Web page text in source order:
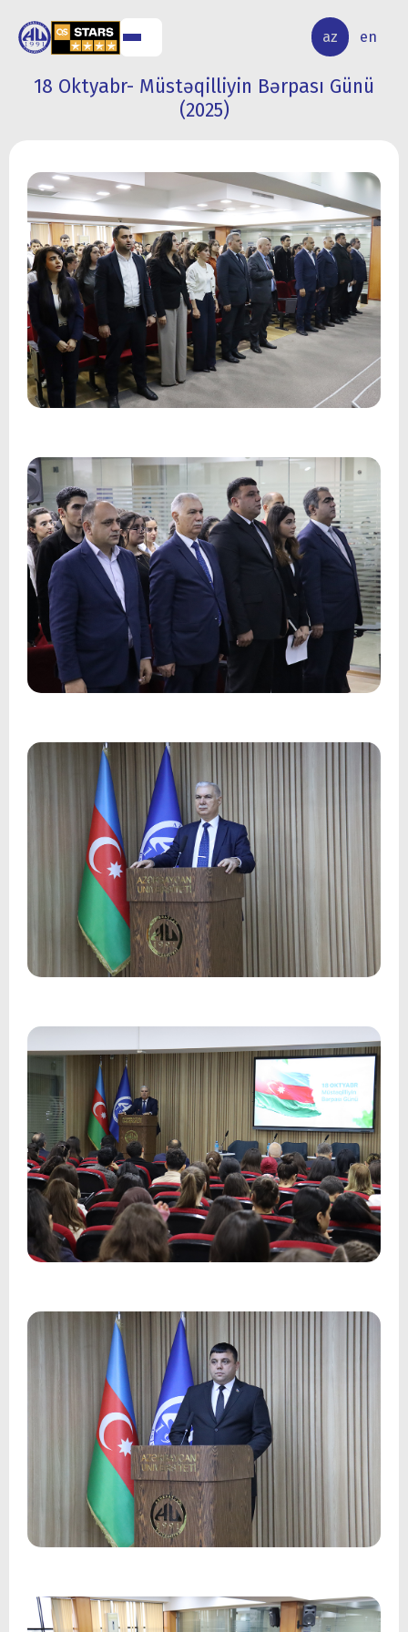
az en
ELMİ
TƏDQİQAT
18 Oktyabr- Müstəqilliyin Bərpası Günü
(2025)